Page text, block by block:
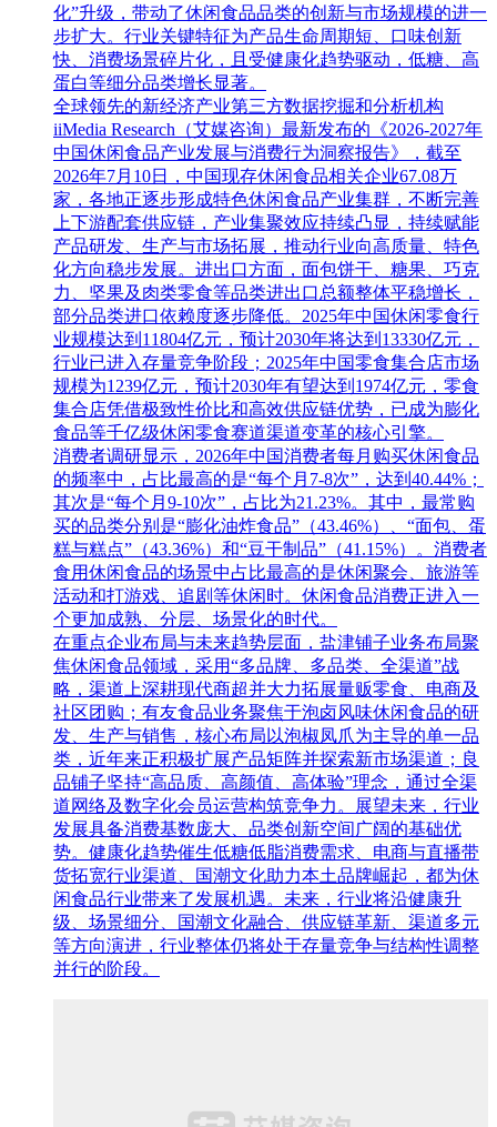
化”升级，带动了休闲食品品类的创新与市场规模的进一
步扩大。行业关键特征为产品生命周期短、口味创新
快、消费场景碎片化，且受健康化趋势驱动，低糖、高
蛋白等细分品类增长显著。
全球领先的新经济产业第三方数据挖掘和分析机构
iiMedia Research（艾媒咨询）最新发布的《2026-2027年
中国休闲食品产业发展与消费行为洞察报告》，截至
2026年7月10日，中国现存休闲食品相关企业67.08万
家，各地正逐步形成特色休闲食品产业集群，不断完善
上下游配套供应链，产业集聚效应持续凸显，持续赋能
产品研发、生产与市场拓展，推动行业向高质量、特色
化方向稳步发展。进出口方面，面包饼干、糖果、巧克
力、坚果及肉类零食等品类进出口总额整体平稳增长，
部分品类进口依赖度逐步降低。2025年中国休闲零食行
业规模达到11804亿元，预计2030年将达到13330亿元，
行业已进入存量竞争阶段；2025年中国零食集合店市场
规模为1239亿元，预计2030年有望达到1974亿元，零食
集合店凭借极致性价比和高效供应链优势，已成为膨化
食品等千亿级休闲零食赛道渠道变革的核心引擎。
消费者调研显示，2026年中国消费者每月购买休闲食品
的频率中，占比最高的是“每个月7-8次”，达到40.44%；
其次是“每个月9-10次”，占比为21.23%。其中，最常购
买的品类分别是“膨化油炸食品”（43.46%）、“面包、蛋
糕与糕点”（43.36%）和“豆干制品”（41.15%）。消费者
食用休闲食品的场景中占比最高的是休闲聚会、旅游等
活动和打游戏、追剧等休闲时。休闲食品消费正进入一
个更加成熟、分层、场景化的时代。
在重点企业布局与未来趋势层面，盐津铺子业务布局聚
焦休闲食品领域，采用“多品牌、多品类、全渠道”战
略，渠道上深耕现代商超并大力拓展量贩零食、电商及
社区团购；有友食品业务聚焦于泡卤风味休闲食品的研
发、生产与销售，核心布局以泡椒凤爪为主导的单一品
类，近年来正积极扩展产品矩阵并探索新市场渠道；良
品铺子坚持“高品质、高颜值、高体验”理念，通过全渠
道网络及数字化会员运营构筑竞争力。展望未来，行业
发展具备消费基数庞大、品类创新空间广阔的基础优
势。健康化趋势催生低糖低脂消费需求、电商与直播带
货拓宽行业渠道、国潮文化助力本土品牌崛起，都为休
闲食品行业带来了发展机遇。未来，行业将沿健康升
级、场景细分、国潮文化融合、供应链革新、渠道多元
等方向演进，行业整体仍将处于存量竞争与结构性调整
并行的阶段。